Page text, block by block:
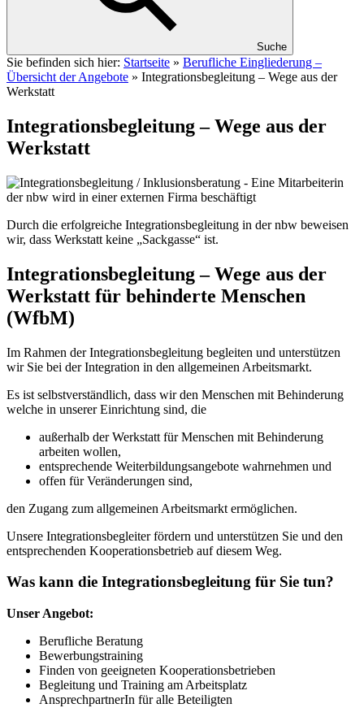
Suche
Sie befinden sich hier: Startseite » Berufliche Eingliederung –
Übersicht der Angebote » Integrationsbegleitung – Wege aus der
Werkstatt
Integrationsbegleitung – Wege aus der
Werkstatt
Durch die erfolgreiche Integrationsbegleitung in der nbw beweisen
wir, dass Werkstatt keine „Sackgasse“ ist.
Integrationsbegleitung – Wege aus der
Werkstatt für behinderte Menschen
(WfbM)
Im Rahmen der Integrationsbegleitung begleiten und unterstützen
wir Sie bei der Integration in den allgemeinen Arbeitsmarkt.
Es ist selbstverständlich, dass wir den Menschen mit Behinderung
welche in unserer Einrichtung sind, die
außerhalb der Werkstatt für Menschen mit Behinderung
arbeiten wollen,
entsprechende Weiterbildungsangebote wahrnehmen und
offen für Veränderungen sind,
den Zugang zum allgemeinen Arbeitsmarkt ermöglichen.
Unsere Integrationsbegleiter fördern und unterstützen Sie und den
entsprechenden Kooperationsbetrieb auf diesem Weg.
Was kann die Integrationsbegleitung für Sie tun?
Unser Angebot:
Berufliche Beratung
Bewerbungstraining
Finden von geeigneten Kooperationsbetrieben
Begleitung und Training am Arbeitsplatz
AnsprechpartnerIn für alle Beteiligten